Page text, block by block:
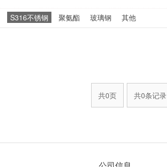
S316不锈钢 聚氨酯 玻璃钢 其他
共0页 共0条记录